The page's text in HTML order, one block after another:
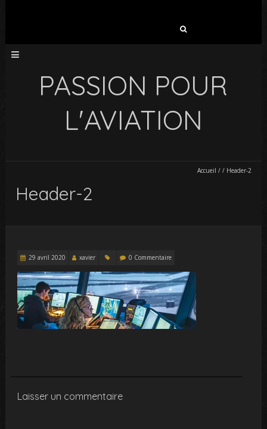
PASSION POUR
L'AVIATION
Accueil / / Header-2
Header-2
29 avril 2020 xavier 0 Commentaire
Laisser un commentaire